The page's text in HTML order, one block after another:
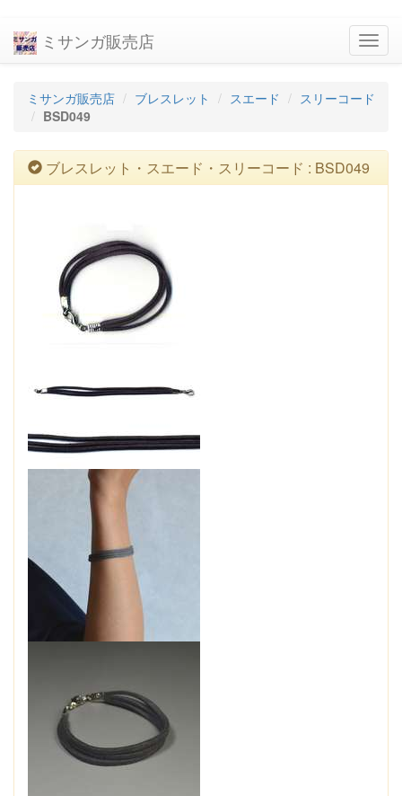
ミサンガ販売店
ミサンガ販売店 ブレスレット スエード
スリーコード
BSD049
ブレスレット・スエード・スリーコード : BSD049